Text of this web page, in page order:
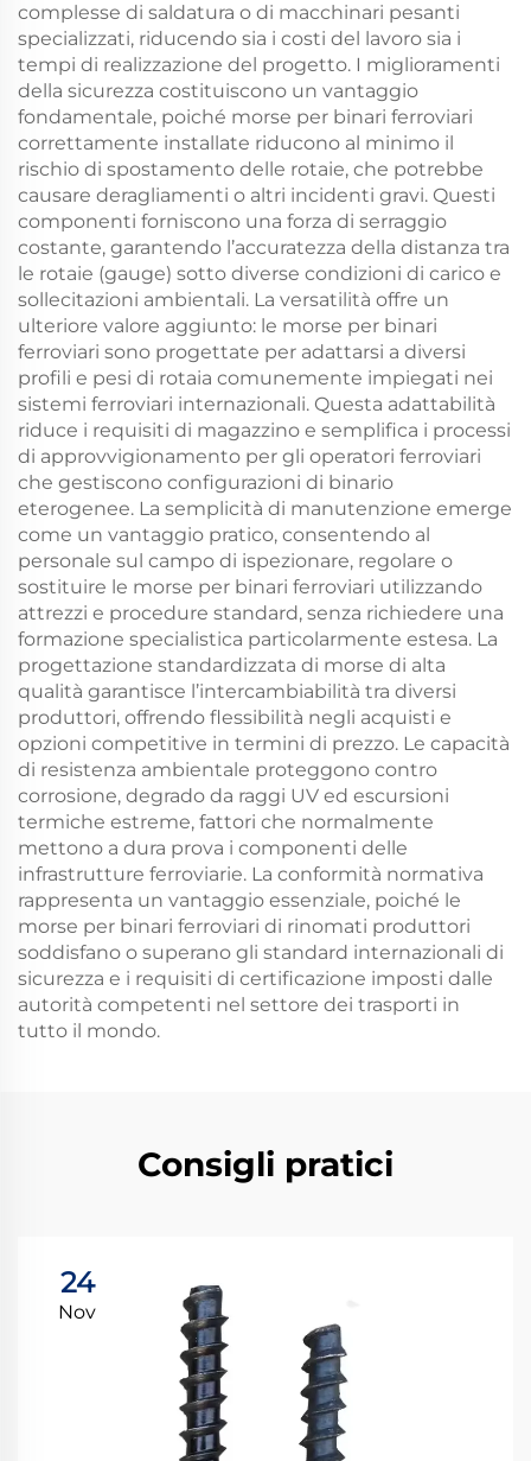
complesse di saldatura o di macchinari pesanti
specializzati, riducendo sia i costi del lavoro sia i
tempi di realizzazione del progetto. I miglioramenti
della sicurezza costituiscono un vantaggio
fondamentale, poiché morse per binari ferroviari
correttamente installate riducono al minimo il
rischio di spostamento delle rotaie, che potrebbe
causare deragliamenti o altri incidenti gravi. Questi
componenti forniscono una forza di serraggio
costante, garantendo l’accuratezza della distanza tra
le rotaie (gauge) sotto diverse condizioni di carico e
sollecitazioni ambientali. La versatilità offre un
ulteriore valore aggiunto: le morse per binari
ferroviari sono progettate per adattarsi a diversi
profili e pesi di rotaia comunemente impiegati nei
sistemi ferroviari internazionali. Questa adattabilità
riduce i requisiti di magazzino e semplifica i processi
di approvvigionamento per gli operatori ferroviari
che gestiscono configurazioni di binario
eterogenee. La semplicità di manutenzione emerge
come un vantaggio pratico, consentendo al
personale sul campo di ispezionare, regolare o
sostituire le morse per binari ferroviari utilizzando
attrezzi e procedure standard, senza richiedere una
formazione specialistica particolarmente estesa. La
progettazione standardizzata di morse di alta
qualità garantisce l’intercambiabilità tra diversi
produttori, offrendo flessibilità negli acquisti e
opzioni competitive in termini di prezzo. Le capacità
di resistenza ambientale proteggono contro
corrosione, degrado da raggi UV ed escursioni
termiche estreme, fattori che normalmente
mettono a dura prova i componenti delle
infrastrutture ferroviarie. La conformità normativa
rappresenta un vantaggio essenziale, poiché le
morse per binari ferroviari di rinomati produttori
soddisfano o superano gli standard internazionali di
sicurezza e i requisiti di certificazione imposti dalle
autorità competenti nel settore dei trasporti in
tutto il mondo.
Consigli pratici
24
Nov